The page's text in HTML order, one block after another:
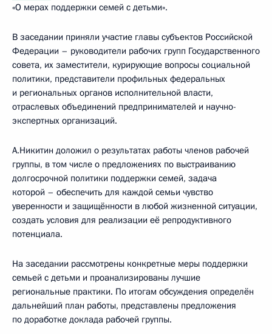
«О мерах поддержки семей с детьми».
В заседании приняли участие главы субъектов Российской
Федерации – руководители рабочих групп Государственного
совета, их заместители, курирующие вопросы социальной
политики, представители профильных федеральных
и региональных органов исполнительной власти,
отраслевых объединений предпринимателей и научно-
экспертных организаций.
А.Никитин доложил о результатах работы членов рабочей
группы, в том числе о предложениях по выстраиванию
долгосрочной политики поддержки семей, задача
которой – обеспечить для каждой семьи чувство
уверенности и защищённости в любой жизненной ситуации,
создать условия для реализации её репродуктивного
потенциала.
На заседании рассмотрены конкретные меры поддержки
семьей с детьми и проанализированы лучшие
региональные практики. По итогам обсуждения определён
дальнейший план работы, представлены предложения
по доработке доклада рабочей группы.